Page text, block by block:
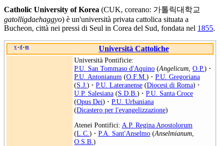
Catholic University of Korea (CUK, coreano: 가톨릭대학교
gatolligdaehaggyo) è un'università privata cattolica situata a
Bucheon, città nei pressi di Seul in Corea del Sud, fondata nel 1855.
v • d • m Università Cattoliche
Università Pontificie:
P.U. San Tommaso d'Aquino (Angelicum O.P.) ·
P.U. Antonianum (O.F.M. ) · P.U. Gregoriana
(S.J. ) · P.U. Lateranense (Diocesi di Roma) ·
U.P. Salesiana (S.D.B. ) · P.U. Santa Croce
(Opus Dei) · P.U. Urbaniana
(Dicastero per l'evangelizzazione)
Atenei Pontifici: A.P. Regina Apostolorum
(L.C. ) · P.A. Sant'Anselmo (Anselmianum
O.S.B. )